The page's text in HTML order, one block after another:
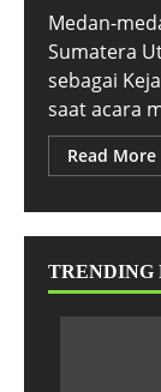
Medan-
Sumatera
sebagai
saat acara
Read More
TRENDING